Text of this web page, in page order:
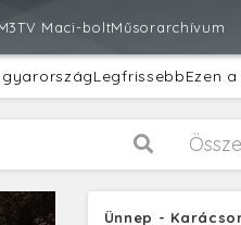
TV Maci-boltMűsorarchívum
LegfrissebbEzen
Ünnep -